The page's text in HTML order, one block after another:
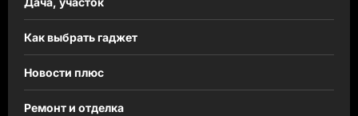
Как выбрать гаджет
Новости плюс
Ремонт и отделка